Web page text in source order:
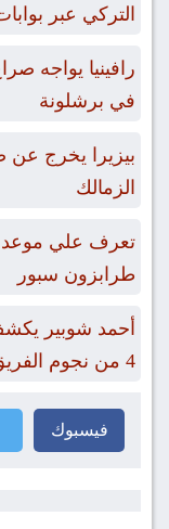
التركي عبر
رافينيا يواجه
في برشلونة
بيزيرا يخرج عن
الزمالك
تعرف علي موعد
طرابزون سبور
أحمد شوبير
4 من نجوم الفريق
فيسبوك